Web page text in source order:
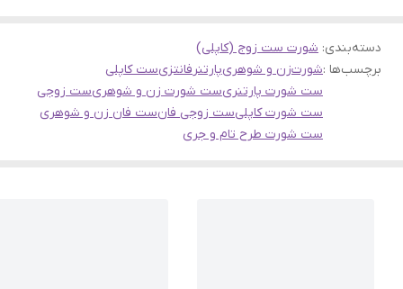
دسته‌بندی: شورت ست زوج (کاپلی)
برچسب‌ها :شورتزن و شوهریپارتنرفانتزیست کاپلی
ست شورت پارتنریست شورت زن و شوهریست زوجی
ست شورت کاپلیست زوجی فانست فان زن و شوهری
ست شورت طرح تام و جری